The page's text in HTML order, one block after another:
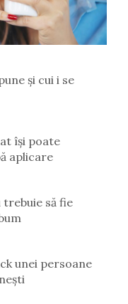
și cui i se
își poate
aplicare
trebuie să fie
unei persoane